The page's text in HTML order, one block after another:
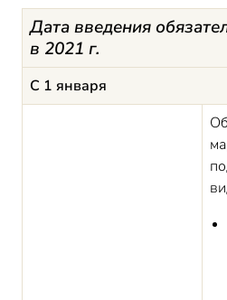
Дата введения
в 2021 г.
С 1 января